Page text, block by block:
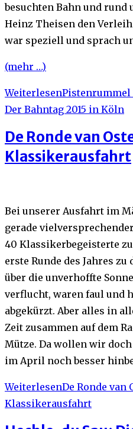
besuchten Bahn und rund
Heinz Theisen den
war speziell und sprach
(mehr …)
Weiterlesen
Der Bahntag 2015 in Köln
De Ronde van
Klassikerausfahrt
Bei unserer Ausfahrt im
gerade
40 Klassikerbegeisterte
erste Runde des Jahres
über die unverhoffte
verflucht, waren faul und
abgekürzt. Aber alles in
Zeit zusammen auf dem
Mütze. Da wollen wir
im April noch besser
WeiterlesenDe Ronde
Klassikerausfahrt